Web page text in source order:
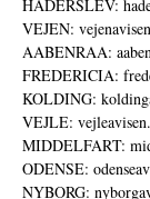
HADERSLEV:
VEJEN:
AABENRAA:
FREDERICIA:
KOLDING:
VEJLE:
MIDDELFART:
ODENSE:
NYBORG: